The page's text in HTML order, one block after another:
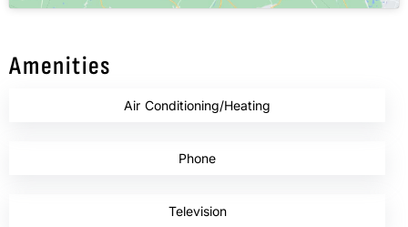
Amenities
Air Conditioning/Heating
Phone
Television